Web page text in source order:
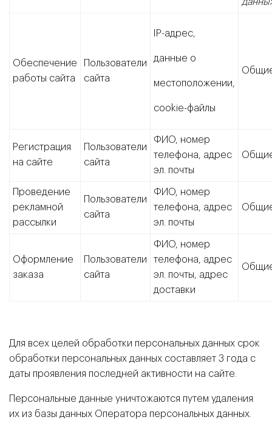
Обеспечение
работы сайта
Пользователи
сайта
IP-адрес,
данные о
местоположении,
cookie-файлы
Регистрация
на сайте
Пользователи
сайта
ФИО, номер
телефона, адрес
эл. почты
Проведение
рекламной
рассылки
Пользователи
сайта
ФИО, номер
телефона, адрес
эл. почты
Оформление
заказа
Пользователи
сайта
ФИО, номер
телефона, адрес
эл. почты, адрес
доставки
Для всех целей обработки персональных данных срок
обработки персональных данных составляет 3 года с
даты проявления последней активности на сайте.
Персональные данные уничтожаются путем удаления
их из базы данных Оператора персональных данных.